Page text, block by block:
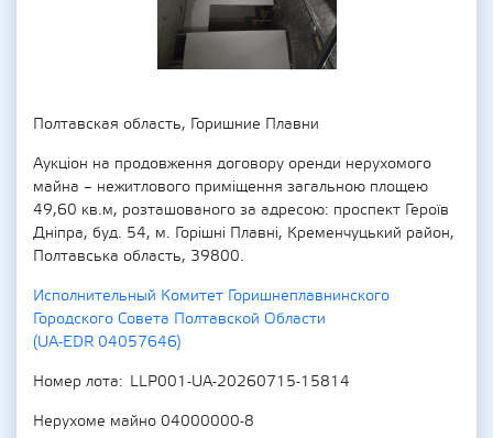
Полтавская область, Горишние Плавни
Аукціон на продовження договору оренди нерухомого
майна – нежитлового приміщення загальною площею
49,60 кв.м, розташованого за адресою: проспект Героїв
Дніпра, буд. 54, м. Горішні Плавні, Кременчуцький район,
Полтавська область, 39800.
Исполнительный Комитет Горишнеплавнинского
Городского Совета Полтавской Области
(UA-EDR 04057646)
Номер лота
LLP001-UA-20260715-15814
Нерухоме майно 04000000-8